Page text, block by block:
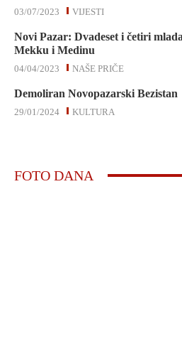
VIJESTI
03/07/2023
Novi Pazar: Dvadeset i četiri
Mekku i Medinu
NAŠE PRIČE
04/04/2023
Demoliran Novopazarski Bezistan
KULTURA
29/01/2024
FOTO DANA